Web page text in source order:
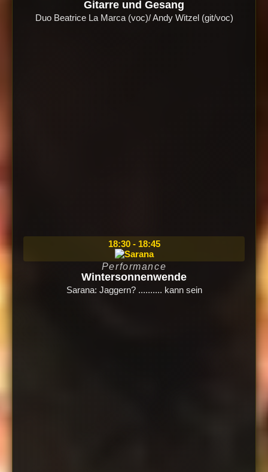
Gitarre und Gesang
Duo Beatrice La Marca (voc)/ Andy Witzel (git/voc)
18:30 - 18:45
Performance
Wintersonnenwende
Sarana: Jaggern? .......... kann sein